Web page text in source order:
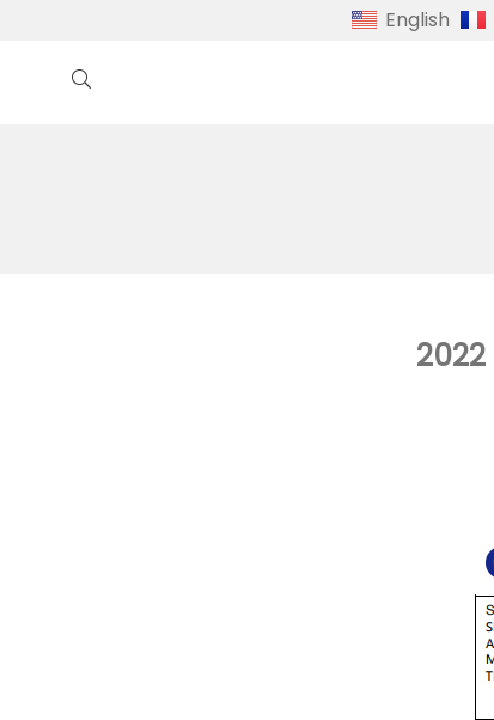
English